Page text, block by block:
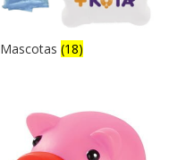
Mascotas(18)